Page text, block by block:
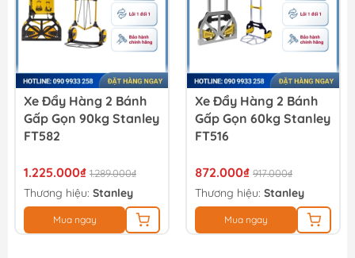
Xe Đẩy Hàng 2 Bánh
Gấp Gọn 90kg Stanley
FT582
1.225.000₫ 1.289.000₫
Thương hiệu: Stanley
Mua ngay
Xe Đẩy Hàng 2 Bánh
Gấp Gọn 60kg Stanley
FT516
872.000₫ 917.000₫
Thương hiệu: Stanley
Mua ngay